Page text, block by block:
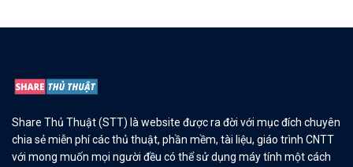
Share Thủ Thuật (STT) là website được ra đời với mục đích chuyên
chia sẻ miễn phí các thủ thuật, phần mềm, tài liệu, giáo trình CNTT
với mong muốn mọi người đều có thể sử dụng máy tính một cách